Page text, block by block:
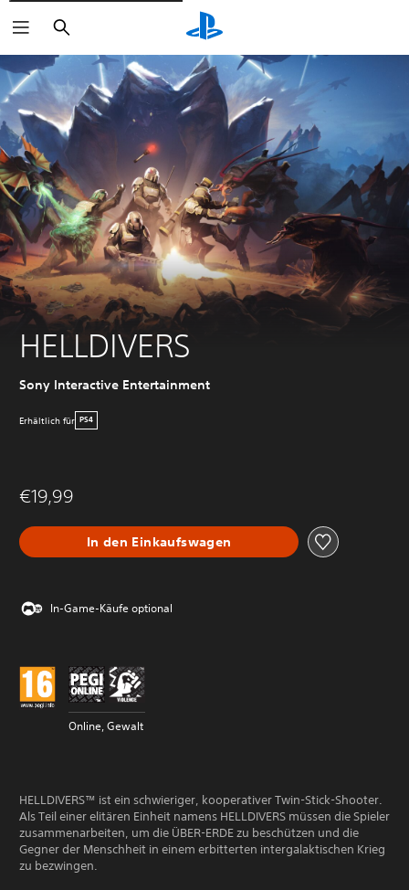
Suchen
HELLDIVERS
Sony Interactive Entertainment
Erhältlich für PS4
€19,99
In den Einkaufswagen
In-Game-Käufe optional
Online, Gewalt
HELLDIVERS™ ist ein schwieriger, kooperativer Twin-Stick-Shooter.
Als Teil einer elitären Einheit namens HELLDIVERS müssen die Spieler
zusammenarbeiten, um die ÜBER-ERDE zu beschützen und die
Gegner der Menschheit in einem erbitterten intergalaktischen Krieg
zu bezwingen.